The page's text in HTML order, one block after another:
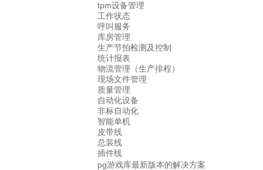
tpm设备管理
工作状态
呼叫服务
库房管理
生产节拍检测及控制
统计报表
物流管理（生产排程）
现场文件管理
质量管理
自动化设备
非标自动化
智能单机
皮带线
总装线
插件线
pg游戏库最新版本的解决方案